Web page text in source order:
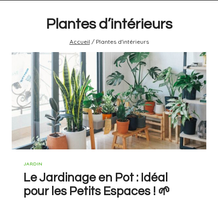
Plantes d’intérieurs
Accueil / Plantes d'intérieurs
JARDIN
Le Jardinage en Pot : Idéal
pour les Petits Espaces ! 🌱